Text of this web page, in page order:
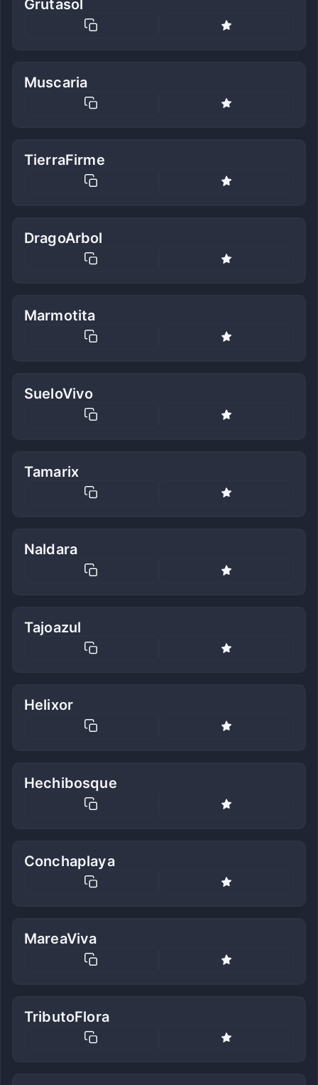
Grutasol
Muscaria
TierraFirme
DragoArbol
Marmotita
SueloVivo
Tamarix
Naldara
Tajoazul
Helixor
Hechibosque
Conchaplaya
MareaViva
TributoFlora